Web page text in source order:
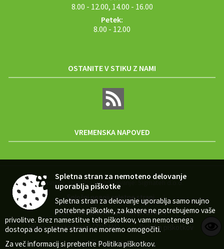
8.00 - 12.00, 14.00 - 16.00
Petek:
8.00 - 12.00
OSTANITE V STIKU Z NAMI
VREMENSKA NAPOVED
Zasnova, izvedba in vzdrževanje: Sigmateh d.o.o.
Splošni pogoji spletne strani |
Center za varstvo osebnih podatkov |
Izjava o dostopnosti (ZDSMA) | Politika piškotkov
Kazalo strani
Spletna stran za nemoteno delovanje
uporablja piškotke
Spletna stran za delovanje uporablja samo nujno
potrebne piškotke, za katere ne potrebujemo vaše
privolitve. Brez namestitve teh piškotkov, vam nemotenega
dostopa do spletne strani ne moremo omogočiti.
Za več informacij si preberite Politika piškotkov.